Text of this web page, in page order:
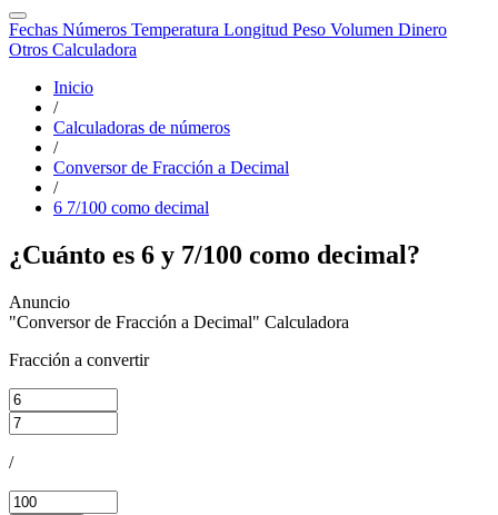
Fechas Números Temperatura Longitud Peso Volumen Dinero
Otros Calculadora
Inicio
/
Calculadoras de números
/
Conversor de Fracción a Decimal
/
6 7/100 como decimal
¿Cuánto es 6 y 7/100 como decimal?
"Conversor de Fracción a Decimal" Calculadora
Fracción a convertir
/